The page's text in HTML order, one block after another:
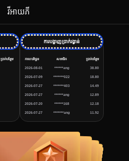
វីអាយភី
ប្រាក់បន្ថែម
ការបង្ហាញប្រាក់រង្វាន់
កាលបរិច្ឆេទ សមាជិក ប្រាក់បន្ថែម
2026-08-01 ******ang 38.80
2026-07-09 *******022 18.80
2026-07-27 *******403 14.49
2026-07-27 ******ang 12.89
2026-07-20 ******168 12.18
2026-07-27 *******ang 11.92
ប្រាក់ 4
ប្រាក់ 5
ប្រាក់ 6
មាស 7
មាស 8
មាស 9
ប្លាទីន 10
ប្លាទីន 10
ប្លាទីន 11
ប្លាទីន 11
ប្លាទីន 12
ប្លាទីន 12
ពេជ្យ 13
ពេជ្យ 13
ពេជ្យ 14
ពេជ្យ 14
ពេជ្យ 15
ពេជ្យ 15
ត្បូងទទឹម 16
ត្បូងទទឹម 16
ត្បូងទទឹម 17
ត្បូងទទឹម 17
ត្បូងទទឹម 18
ត្បូងទទឹម 18